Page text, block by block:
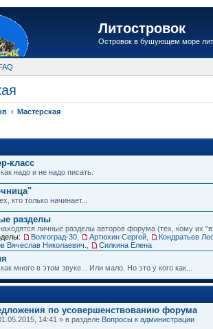
Литостровок
Островок в бушующем море
Мастерская
класс
надо и не надо писать.
кто только начинает...
разделы
личные разделы авторов форума (тех, кому их
Волгоград-30 Артюхин Сергей Кондратьев
Вячеслав Николаевич.
Силкина Елена
много в этом звуке... Или мало. Но это у кого как...
по усовершенствованию форума
14:41 » в разделе Вопросы к администрации